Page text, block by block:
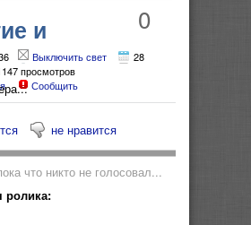
0
и
в России
Выключить свет
28
просмотров
Сообщить
не нравится
что никто не голосовал...
ролика: